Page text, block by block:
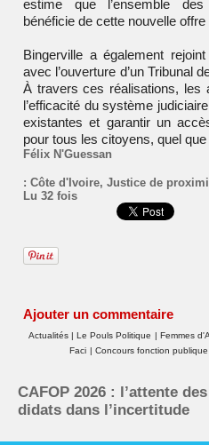
estime que l’ensemble des
bénéficie de cette nouvelle
Bingerville a également
avec l’ouverture d’un Tribunal
À travers ces réalisations, les
l’efficacité du système
existantes et garantir un
pour tous les citoyens, quel
Félix N'Guessan
: Côte d'Ivoire, Justice de
Lu 32 fois
Ajouter un commentaire
Actualités | Le Pouls Politique | Femmes
Faci | Concours fonction publique
CAFOP 2026 : l’attente
didats dans l’incertitude